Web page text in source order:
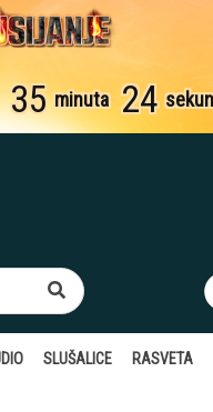
35 minuta 23
SLUŠALICE RASVETA